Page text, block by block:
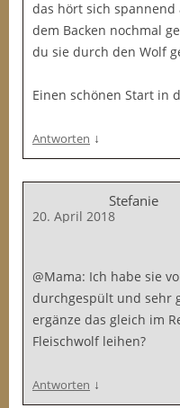
das hört sich
dem Backen nochmal
du sie durch den Wolf
Einen schönen Start in
Antworten ↓
Stefanie
20. April 2018
@Mama: Ich habe sie
durchgespült und sehr
ergänze das gleich im
Fleischwolf leihen?
Antworten ↓